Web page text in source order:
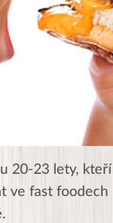
20-23 lety,
ve fast